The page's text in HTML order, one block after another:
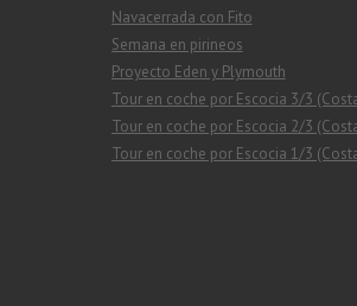
Navacerrada con Fito
Semana en pirineos
Proyecto Eden y Plymouth
Tour en coche por Escocia 3/3
Tour en coche por Escocia 2/3
Tour en coche por Escocia 1/3